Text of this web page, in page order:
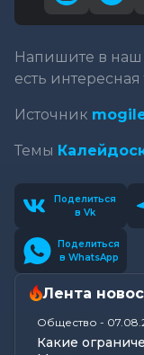
Напишите в наш
есть интересная
Источник
Темы
Поделиться
в Vk
Поделиться
в WhatsApp
Лента
Общество -
Какие